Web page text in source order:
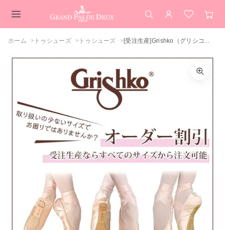
検索 アカウント
お気に入
カ
サイズを選択してください
0.5
Flex 3007プロフレックス トゥシューズ
（消音加工 / フレックスシャンク）
買い物を続ける
ホーム トゥシューズ トゥシューズ [受注生産]Grishko（グリシコ...